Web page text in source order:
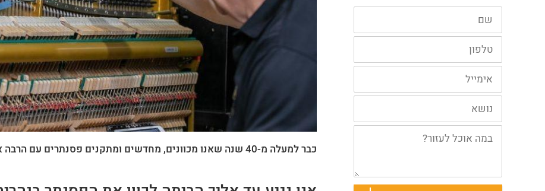
כבר למעלה מ-40 שנה שאנו מכוונים, מחדשים ומתקנים פסנתרים עם הרבה אהבה בכל אזור הצפון.